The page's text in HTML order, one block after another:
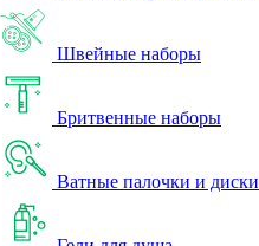
Швейные наборы
Бритвенные наборы
Ватные палочки и диски